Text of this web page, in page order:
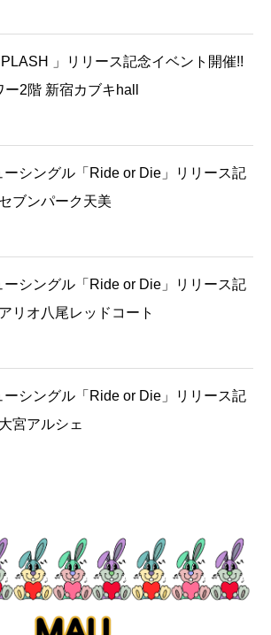
」リリース記念イベント開催!!
2階 新宿カブキhall
ーシングル「Ride or Die」リリース記
ブンパーク天美
ーシングル「Ride or Die」リリース記
リオ八尾レッドコート
ーシングル「Ride or Die」リリース記
宮アルシェ